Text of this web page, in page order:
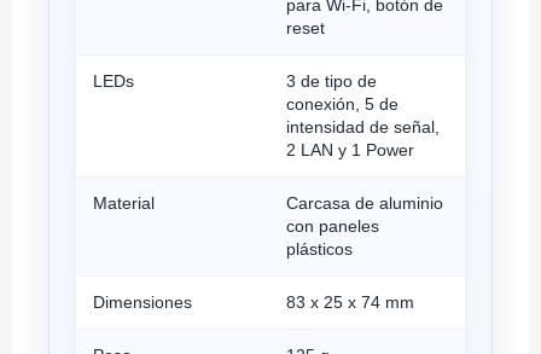
para Wi-Fi, botón de
reset
LEDs
3 de tipo de
conexión, 5 de
intensidad de señal,
2 LAN y 1 Power
Material
Carcasa de aluminio
con paneles
plásticos
Dimensiones 83 x 25 x 74 mm